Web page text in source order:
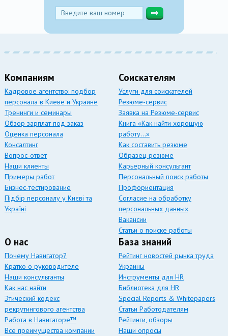
Компаниям
Кадровое агентство: подбор
персонала в Киеве и Украине
Тренинги и семинары
Обзор зарплат под заказ
Оценка персонала
Консалтинг
Вопрос-ответ
Наши клиенты
Примеры работ
Бизнес-тестирование
Підбір персоналу у Києві та
Україні
Соискателям
Услуги для соискателей
Резюме-сервис
Заявка на Резюме-сервис
Книга «Как найти хорошую
работу…»
Как составить резюме
Образец резюме
Карьерный консультант
Персональный поиск работы
Профориентация
Согласие на обработку
персональных данных
Вакансии
Статьи о поиске работы
О нас
Почему Навигатор?
Кратко о руководителе
Наши консультанты
Как нас найти
Этический кодекс
рекрутингового агентства
Работа в Навигаторе™
Все преимущества компании
База знаний
Рейтинг новостей рынка труда
Украины
Инструменты для HR
Библиотека для HR
Special Reports & Whitepapers
Статьи Работодателям
Рейтинги, обзоры
Наши опросы